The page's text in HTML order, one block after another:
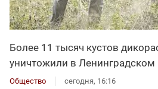
Более 11 тысяч кустов
уничтожили в Ленинградском
Общество сегодня, 16:16